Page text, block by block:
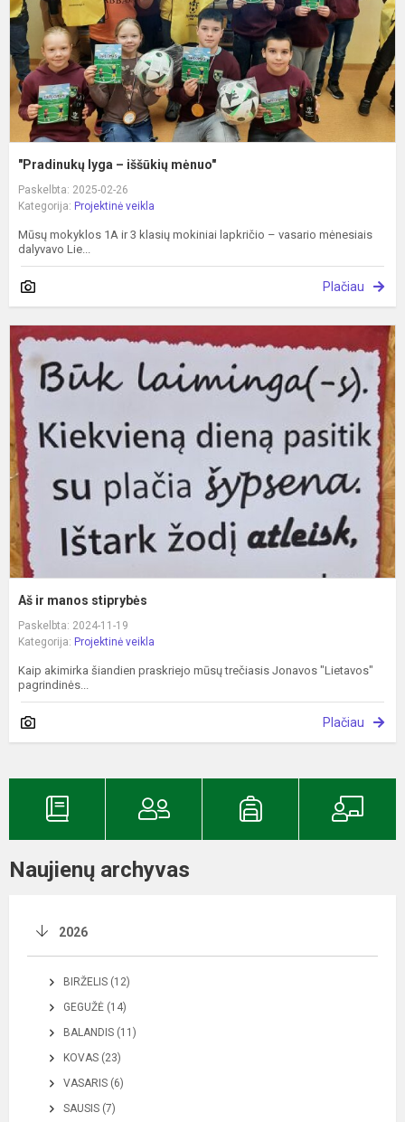
"Pradinukų lyga – iššūkių mėnuo"
Paskelbta: 2025-02-26
Kategorija: Projektinė veikla
Mūsų mokyklos 1A ir 3 klasių mokiniai lapkričio – vasario mėnesiais
dalyvavo Lie...
Plačiau
Aš ir manos stiprybės
Paskelbta: 2024-11-19
Kategorija: Projektinė veikla
Kaip akimirka šiandien praskriejo mūsų trečiasis Jonavos "Lietavos"
pagrindinės...
Plačiau
Naujienų archyvas
2026
BIRŽELIS (12)
GEGUŽĖ (14)
BALANDIS (11)
KOVAS (23)
VASARIS (6)
SAUSIS (7)